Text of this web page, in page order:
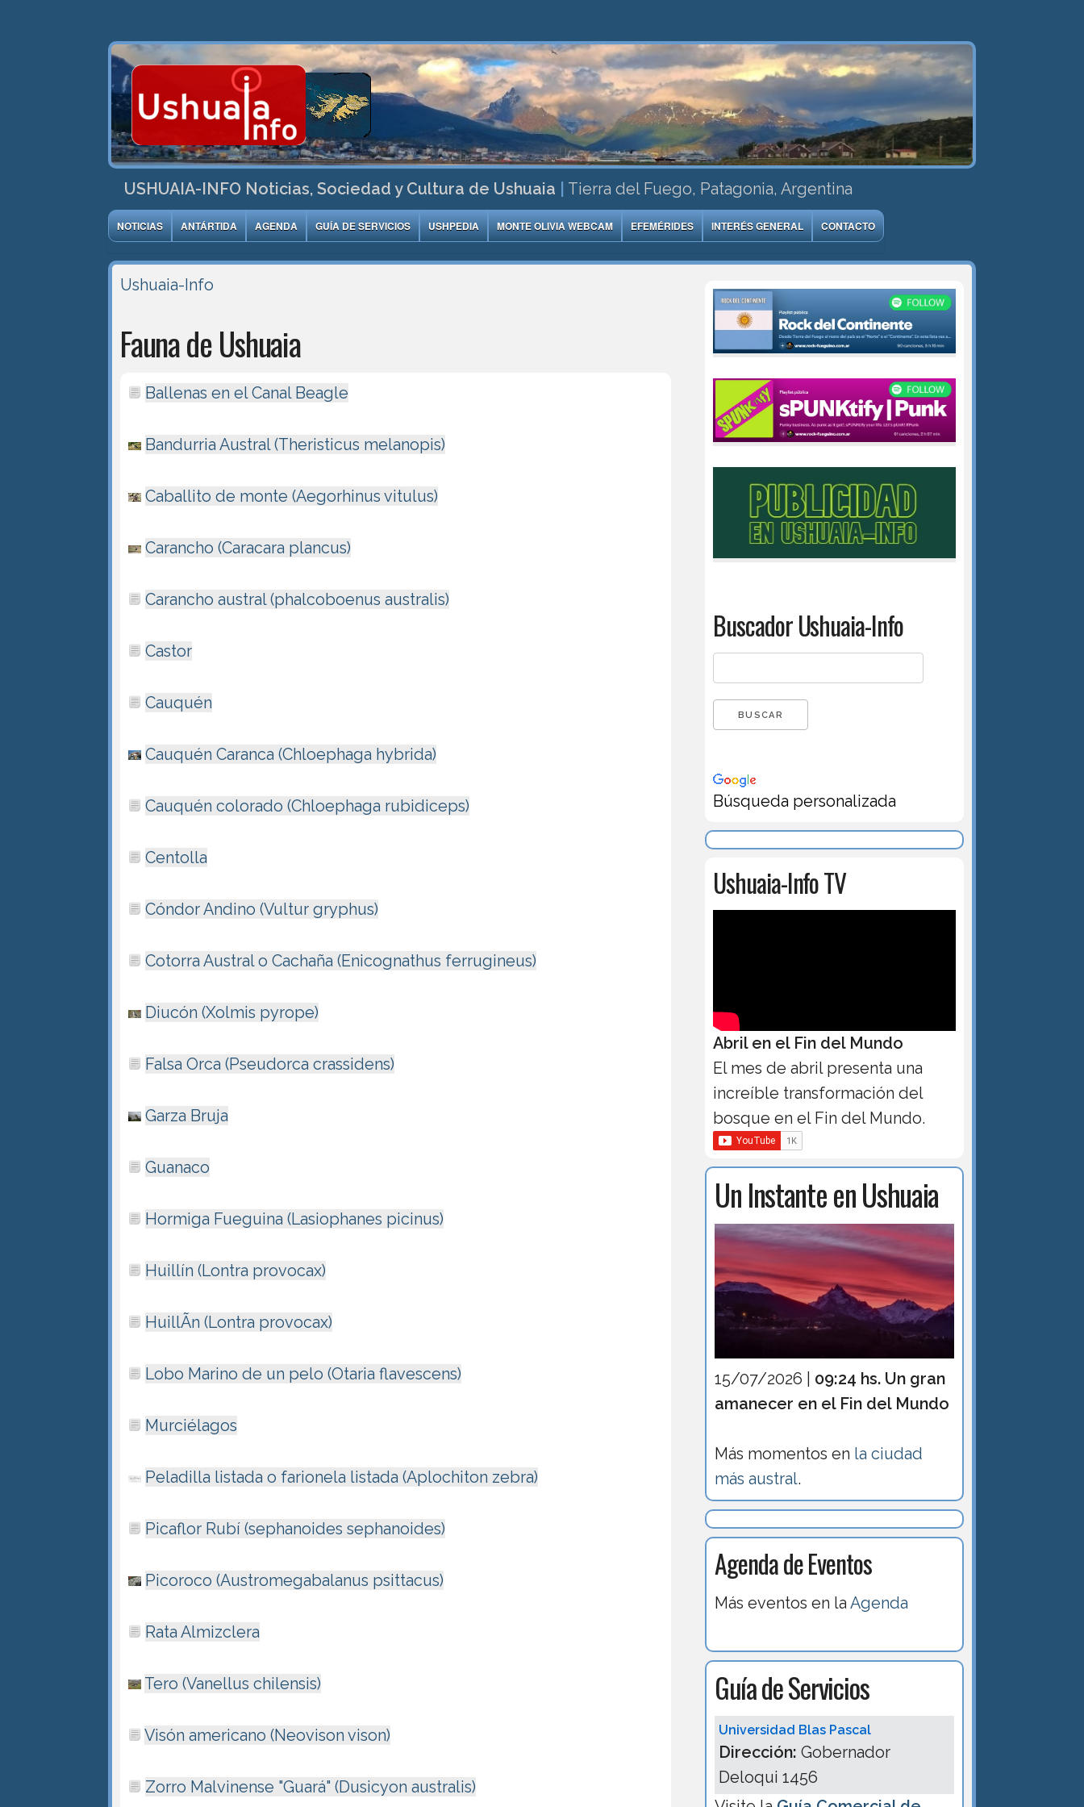
USHUAIA-INFO Noticias, Sociedad y Cultura de Ushuaia Tierra del Fuego, Patagonia, Argentina
NOTICIAS ANTÁRTIDA AGENDA GUÍA DE SERVICIOS USHPEDIA MONTE OLIVIA WEBCAM EFEMÉRIDES INTERÉS GENERAL CONTACTO
Ushuaia-Info
Fauna de Ushuaia
Ballenas en el Canal Beagle
Bandurria Austral (Theristicus melanopis)
Caballito de monte (Aegorhinus vitulus)
Carancho (Caracara plancus)
Carancho austral (phalcoboenus australis)
Castor
Cauquén
Cauquén Caranca (Chloephaga hybrida)
Cauquén colorado (Chloephaga rubidiceps)
Centolla
Cóndor Andino (Vultur gryphus)
Cotorra Austral o Cachaña (Enicognathus ferrugineus)
Diucón (Xolmis pyrope)
Falsa Orca (Pseudorca crassidens)
Garza Bruja
Guanaco
Hormiga Fueguina (Lasiophanes picinus)
Huillín (Lontra provocax)
HuillÃ­n (Lontra provocax)
Lobo Marino de un pelo (Otaria flavescens)
Murciélagos
Peladilla listada o farionela listada (Aplochiton zebra)
Picaflor Rubí (sephanoides sephanoides)
Picoroco (Austromegabalanus psittacus)
Rata Almizclera
Tero (Vanellus chilensis)
Visón americano (Neovison vison)
Zorro Malvinense "Guará" (Dusicyon australis)
Buscador Ushuaia-Info
Búsqueda personalizada
Ushuaia-Info TV
Abril en el Fin del Mundo
El mes de abril presenta una
increíble transformación del
bosque en el Fin del Mundo.
Un Instante en Ushuaia
15/07/2026 | 09:24 hs. Un gran
amanecer en el Fin del Mundo
Más momentos en la ciudad
más austral.
Agenda de Eventos
Más eventos en laAgenda
Guía de Servicios
Universidad Blas Pascal
Dirección: Gobernador
Deloqui 1456